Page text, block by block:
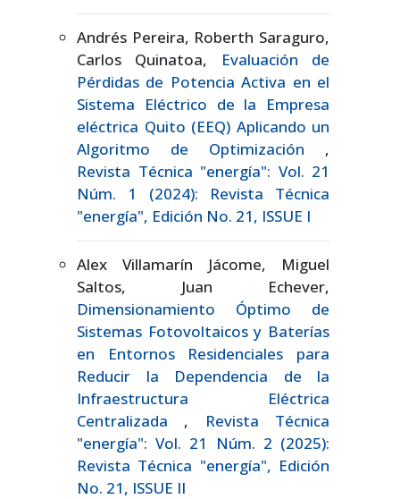
Andrés Pereira, Roberth Saraguro,
Carlos Quinatoa,
Evaluación de
Pérdidas de Potencia Activa en el
Sistema Eléctrico de la Empresa
eléctrica Quito (EEQ) Aplicando un
Algoritmo de Optimización ,
Revista Técnica "energía": Vol. 21
Núm. 1 (2024): Revista Técnica
"energía", Edición No. 21, ISSUE I
Alex Villamarín Jácome, Miguel
Saltos, Juan Echever,
Dimensionamiento Óptimo de
Sistemas Fotovoltaicos y Baterías
en Entornos Residenciales para
Reducir la Dependencia de la
Infraestructura Eléctrica
Centralizada ,
Revista Técnica
"energía": Vol. 21 Núm. 2 (2025):
Revista Técnica "energía", Edición
No. 21, ISSUE II